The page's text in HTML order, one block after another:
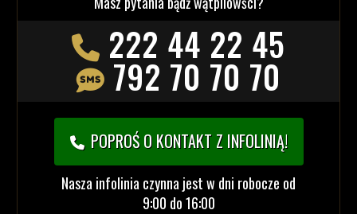
222 44 22 45
792 70 70 70
POPROŚ O KONTAKT Z INFOLINIĄ!
Nasza infolinia czynna jest w dni robocze od
9:00 do 16:00